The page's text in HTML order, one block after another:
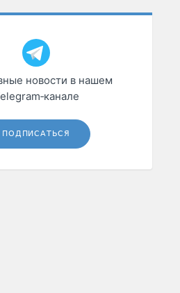
новости в нашем
ПОДПИСАТЬСЯ